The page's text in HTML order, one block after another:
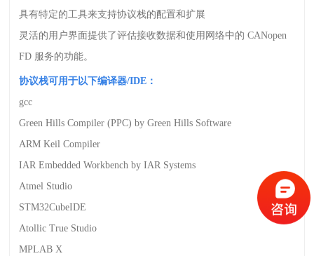
具有特定的工具来支持协议栈的配置和扩展
灵活的用户界面提供了评估接收数据和使用网络中的 CANopen
FD 服务的功能。
协议栈可用于以下编译器/IDE ：
gcc
Green Hills Compiler (PPC) by Green Hills Software
ARM Keil Compiler
IAR Embedded Workbench by IAR Systems
Atmel Studio
STM32CubeIDE
Atollic True Studio
MPLAB X